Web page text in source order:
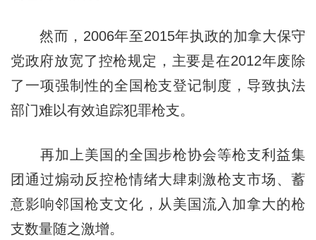
然而，2006年至2015年执政的加拿大保守
党政府放宽了控枪规定，主要是在2012年废除
了一项强制性的全国枪支登记制度，导致执法
部门难以有效追踪犯罪枪支。
再加上美国的全国步枪协会等枪支利益集
团通过煽动反控枪情绪大肆刺激枪支市场、蓄
意影响邻国枪支文化，从美国流入加拿大的枪
支数量随之激增。